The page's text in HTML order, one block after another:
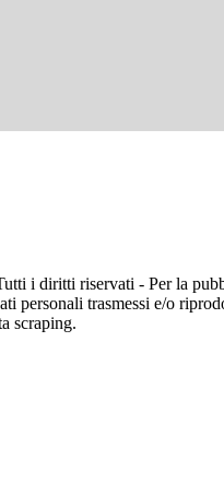
i diritti riservati - Per la
personali trasmessi e/o
scraping.